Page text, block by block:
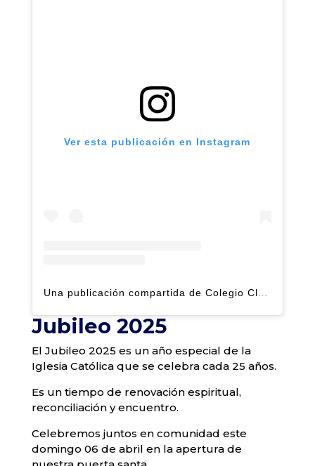
Ver esta publicación en Instagram
Una publicación compartida de Colegio Claret | Alto Hatillo (@clarethatillo)
Jubileo 2025
El Jubileo 2025 es un año especial de la
Iglesia Católica que se celebra cada 25 años.
Es un tiempo de renovación espiritual,
reconciliación y encuentro.
Celebremos juntos en comunidad este
domingo 06 de abril en la apertura de